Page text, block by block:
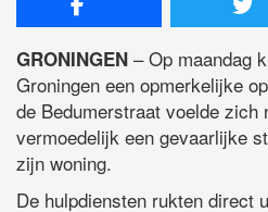
GRONINGEN – Op maandag
Groningen een opmerkelijke
de Bedumerstraat voelde zich
vermoedelijk een gevaarlijke
zijn woning.
De hulpdiensten rukten direct